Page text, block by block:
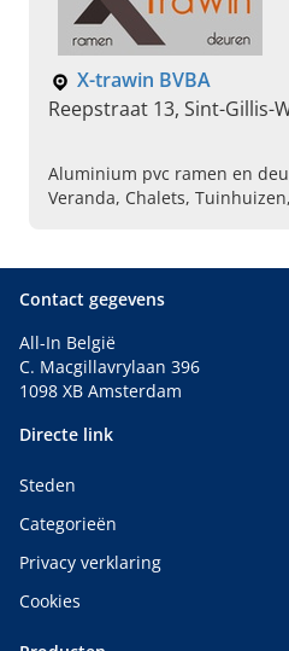
X-trawin BVBA
Reepstraat 13, Sint-Gillis-
Aluminium pvc ramen en
Veranda, Chalets,
Contact gegevens
All-In België
C. Macgillavrylaan 396
1098 XB Amsterdam
Directe link
Steden
Categorieën
Privacy verklaring
Cookies